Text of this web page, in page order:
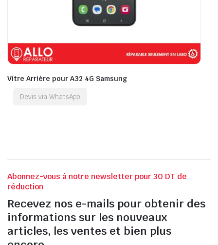
Vitre Arrière pour A32 4G Samsung
Devis via WhatsApp
Abonnez-vous à notre newsletter pour 30 DT de
réduction
Recevez nos e-mails pour obtenir des
informations sur les nouveaux
articles, les ventes et bien plus